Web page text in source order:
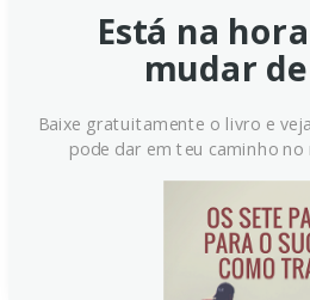
EUR/USD recua um pouco
impulsionado por dados dos
e por apostas na possibilidade
aguardam números de
confirmar o cenário de política
volatilidade sob controle.
Está na
mudar
Baixe gratuitamente o livro e
pode dar em teu caminho